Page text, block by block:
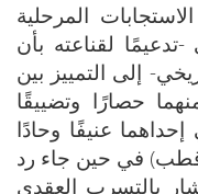
المرحلية
لقناعته بأن
إلى التمييز بين
حصارًا وتضييقًا
عنيفًا وحادًا
قطب) في حين جاء رد
بالتسرب العقدي